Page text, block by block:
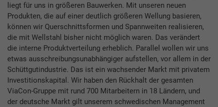
liegt für uns in größeren Bauwerken. Mit unseren neuen
Produkten, die auf einer deutlich größeren Wellung basieren,
können wir Querschnittsformen und Spannweiten realisieren,
die mit Wellstahl bisher nicht möglich waren. Das verändert
die interne Produktverteilung erheblich. Parallel wollen wir uns
etwas ausschreibungsunabhängiger aufstellen, vor allem in der
Schüttgutindustrie. Das ist ein wachsender Markt mit privatem
Investitionskapital. Wir haben den Rückhalt der gesamten
ViaCon-Gruppe mit rund 700 Mitarbeitern in 18 Ländern, und
der deutsche Markt gilt unserem schwedischen Management